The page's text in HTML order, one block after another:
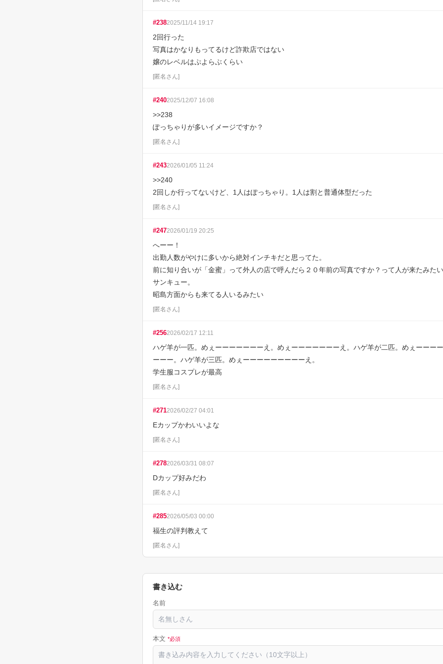
#2382025/11/14 19:17
2回行った
写真はかなりもってるけど詐欺店ではない
嬢のレベルはぷよらぶくらい
[匿名さん]
#2402025/12/07 16:08
>>238
ぽっちゃりが多いイメージですか？
[匿名さん]
#2432026/01/05 11:24
>>240
2回しか行ってないけど、1人はぽっちゃり。1人は割と普通体型だった
[匿名さん]
#2472026/01/19 20:25
へーー！
出勤人数がやけに多いから絶対インチキだと思ってた。
前に知り合いが「金蜜」って外人の店で呼んだら２０年前の写真ですか？って人が来たみたい
サンキュー。
昭島方面からも来てる人いるみたい
[匿名さん]
#2562026/02/17 12:11
ハゲ羊が一匹。めぇーーーーーーーえ。めぇーーーーーーーえ。ハゲ羊が二匹。めぇーーー
ーーー。ハゲ羊が三匹。めぇーーーーーーーーーえ。
学生服コスプレが最高
[匿名さん]
#2712026/02/27 04:01
Eカップかわいいよな
[匿名さん]
#2782026/03/31 08:07
Dカップ好みだわ
[匿名さん]
#2852026/05/03 00:00
福生の評判教えて
[匿名さん]
書き込む
名前
本文 *必須